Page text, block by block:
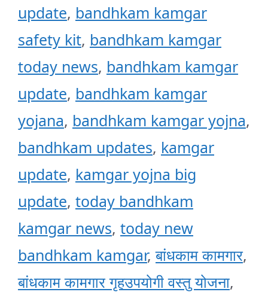
update, bandhkam kamgar
safety kit, bandhkam kamgar
today news, bandhkam kamgar
update, bandhkam kamgar
yojana, bandhkam kamgar yojna,
bandhkam updates, kamgar
update, kamgar yojna big
update, today bandhkam
kamgar news, today new
bandhkam kamgar,बांधकाम कामगार,
बांधकाम कामगार गृहउपयोगी वस्तु योजना,